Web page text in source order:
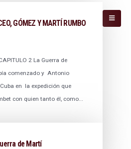
GÓMEZ Y MARTÍ RUMBO
2 La Guerra de
comenzado y Antonio
en la expedición que
con quien tanto él, como...
de Martí